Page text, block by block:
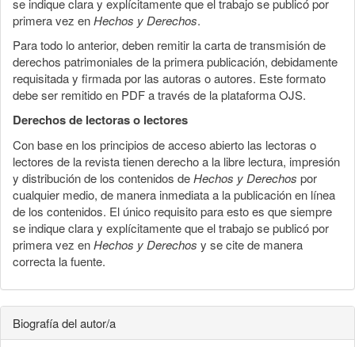
se indique clara y explícitamente que el trabajo se publicó por
primera vez enHechos y Derechos.
Para todo lo anterior, deben remitir la carta de transmisión de
derechos patrimoniales de la primera publicación, debidamente
requisitada y firmada por las autoras o autores. Este formato
debe ser remitido en PDF a través de la plataforma OJS.
Derechos de lectoras o lectores
Con base en los principios de acceso abierto las lectoras o
lectores de la revista tienen derecho a la libre lectura, impresión
y distribución de los contenidos deHechos y Derechos por
cualquier medio, de manera inmediata a la publicación en línea
de los contenidos. El único requisito para esto es que siempre
se indique clara y explícitamente que el trabajo se publicó por
primera vez enHechos y Derechos y se cite de manera
correcta la fuente.
Biografía del autor/a